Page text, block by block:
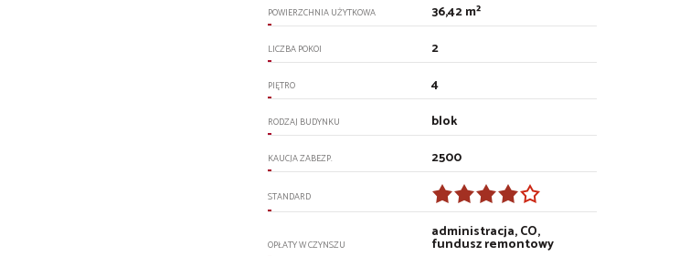
POWIERZCHNIA UŻYTKOWA 36,42 m²
LICZBA POKOI 2
PIĘTRO 4
RODZAJ BUDYNKU blok
KAUCJA ZABEZP. 2500
STANDARD
OPŁATY W CZYNSZU
administracja, CO,
fundusz remontowy